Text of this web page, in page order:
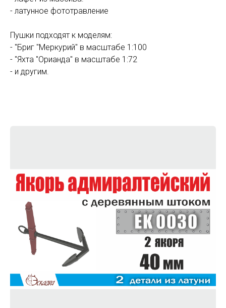
- латунное фототравление
Пушки подходят к моделям:
- "Бриг "Меркурий" в масштабе 1:100
- "Яхта "Орианда" в масштабе 1:72
- и другим.